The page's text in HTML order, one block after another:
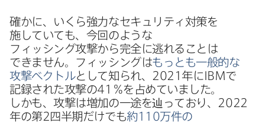
確かに、​いくら強力な​セキュリティ対策を​
施していても、​今回のような​
フィッシング攻撃から​完全に​逃れる​ことは​
できません。​フィッシングはもっとも​一般的な​
攻撃ベクトルと​して​知られ、 2021 年に IBMで​
記録された​攻撃の41 ％を​占めていました。​
しかも、​攻撃は​増加の​一途を​辿っており、 2022
年の​第2四半期だけでも約 110万件の​